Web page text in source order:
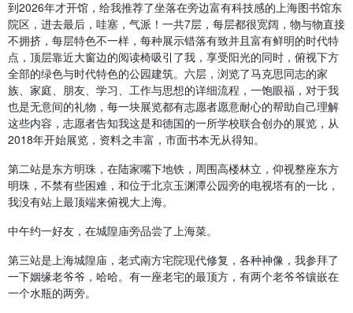
到2026年才开馆，给我推荐了坐落在旁边富有科技感的上海图书馆东
院区，进去最后，哇塞，气派！一共7层，每层都很宽阔，物与物直接
不拥挤，每层特色不一样，每种展示错落有致并且富有鲜明的时代特
点，顶层靠近大窗边的阅读椅吸引了我，享受阳光的同时，俯视下方
全部的绿色与时代特色的公园建筑。六层，浏览了马克思同志的家
族、家庭、朋友、学习、工作与思想的详细流程，一饱眼福，对于我
也是无意间的礼物，每一块展览都有志愿者愿意耐心的帮助自己理解
这些内容，志愿者告知我这是和德国的一所学校联合创办的展览，从
2018年开始展览，资料之丰富，市面书本无从得知。
第二站是东方明珠，在陆家嘴下地铁，周围高楼林立，仰视整座东方
明珠，不禁有些困难，和位于北京玉渊潭公园旁的电视塔有的一比，
我没有站上最顶端来俯视大上海。
中午约一好友，在城隍庙旁品尝了上海菜。
第三站是上海城隍庙，老式南方宅院现代修复，各种神像，我参拜了
一下姻缘老爷爷，哈哈。有一座老宅的最顶方，有两个老爷爷镶嵌在
一个水瓶的两旁。